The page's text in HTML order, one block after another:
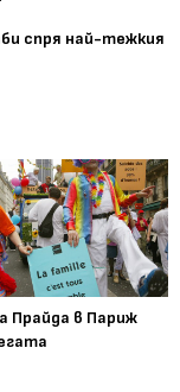
спря най-тежкия
Прайда в Париж